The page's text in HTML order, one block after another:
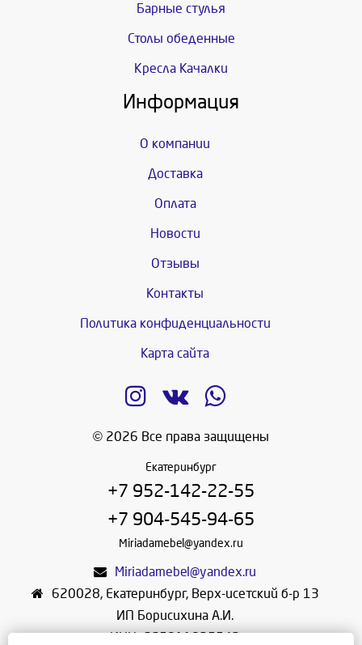
Барные стулья
Столы обеденные
Кресла Качалки
Информация
О компании
Доставка
Оплата
Новости
Отзывы
Контакты
Политика конфиденциальности
Карта сайта
© 2026 Все права защищены
Екатеринбург
+7 952-142-22-55
+7 904-545-94-65
Miriadamebel@yandex.ru
Miriadamebel@yandex.ru
620028, Екатеринбург, Верх-исетский б-р 13
ИП Борисихина А.И.
ИНН: 665811825542